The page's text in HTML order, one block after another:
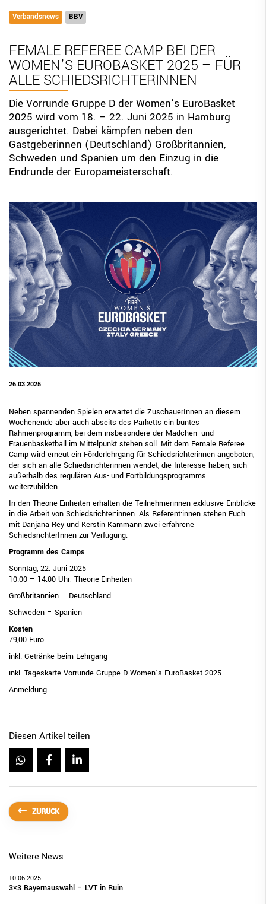
Verbandsnews BBV
FEMALE REFEREE CAMP BEI DER
WOMEN’S EUROBASKET 2025 – FÜR
ALLE SCHIEDSRICHTERINNEN
Die Vorrunde Gruppe D der Women’s EuroBasket
2025 wird vom 18. – 22. Juni 2025 in Hamburg
ausgerichtet. Dabei kämpfen neben den
Gastgeberinnen (Deutschland) Großbritannien,
Schweden und Spanien um den Einzug in die
Endrunde der Europameisterschaft.
26.03.2025
Neben spannenden Spielen erwartet die ZuschauerInnen an diesem
Wochenende aber auch abseits des Parketts ein buntes
Rahmenprogramm, bei dem insbesondere der Mädchen- und
Frauenbasketball im Mittelpunkt stehen soll. Mit dem Female Referee
Camp wird erneut ein Förderlehrgang für Schiedsrichterinnen angeboten,
der sich an alle Schiedsrichterinnen wendet, die Interesse haben, sich
außerhalb des regulären Aus- und Fortbildungsprogramms
weiterzubilden.
In den Theorie-Einheiten erhalten die Teilnehmerinnen exklusive Einblicke
in die Arbeit von Schiedsrichter:innen. Als Referent:innen stehen Euch
mit Danjana Rey und Kerstin Kammann zwei erfahrene
SchiedsrichterInnen zur Verfügung.
Programm des Camps
Sonntag, 22. Juni 2025
10.00 – 14.00 Uhr: Theorie-Einheiten
Großbritannien – Deutschland
Schweden – Spanien
Kosten
79,00 Euro
inkl. Getränke beim Lehrgang
inkl. Tageskarte Vorrunde Gruppe D Women’s EuroBasket 2025
Anmeldung
Diesen Artikel teilen
ZURÜCK
Weitere News
10.06.2025
3×3 Bayernauswahl – LVT in Ruin
BBV Links
STRUKTURREFORM